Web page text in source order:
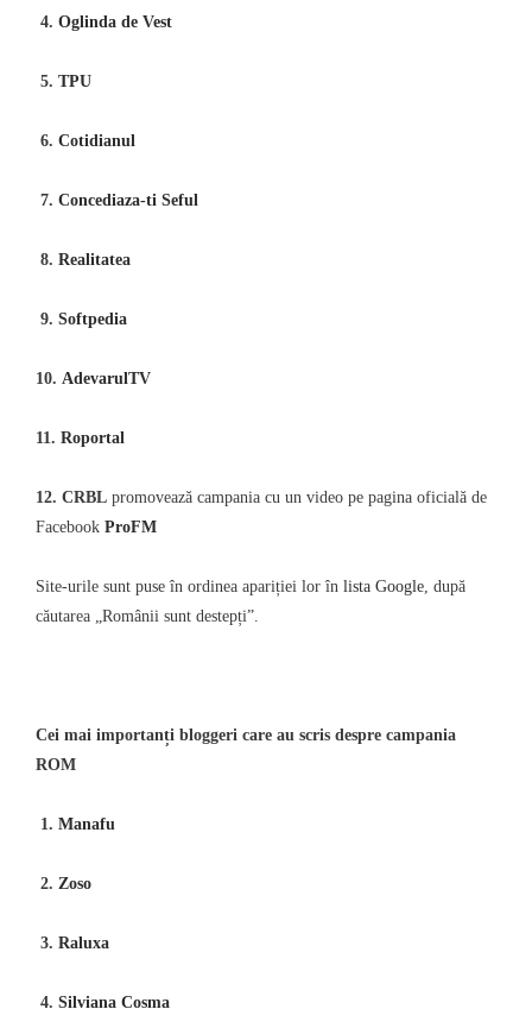
4. Oglinda de Vest
5. TPU
6. Cotidianul
7. Concediaza-ti Seful
8. Realitatea
9. Softpedia
10. AdevarulTV
11. Roportal
12. CRBL promovează campania cu un video pe pagina oficială de
Facebook ProFM
Site-urile sunt puse în ordinea apariției lor în lista Google , după
căutarea „Românii sunt destepți”.
Cei mai importanți bloggeri care au scris despre campania
ROM
1. Manafu
2. Zoso
3. Raluxa
4. Silviana Cosma